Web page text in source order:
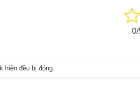
0/
hiện đều bị đóng.